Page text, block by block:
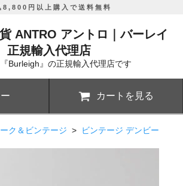
8,800円以上購入で送料無料
Burleigh』の正規輸入代理店です
カートを見る
ク＆ビンテージ > ビンテージ デンビー